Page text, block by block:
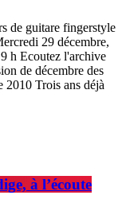
de guitare fingerstyle
29 décembre,
h Ecoutez l'archive
de décembre des
2010 Trois ans déjà
à l’écoute